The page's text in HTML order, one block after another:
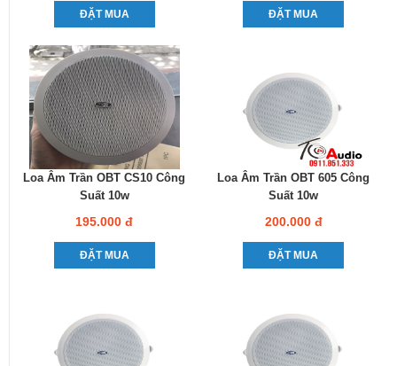
ĐẶT MUA ĐẶT MUA
Loa Âm Trần OBT CS10 Công
Suất 10w
195.000 đ
ĐẶT MUA
Loa Âm Trần OBT 605 Công
Suất 10w
200.000 đ
ĐẶT MUA